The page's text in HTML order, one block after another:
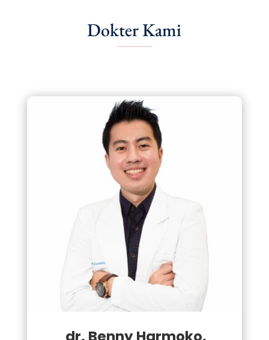
Dokter Kami